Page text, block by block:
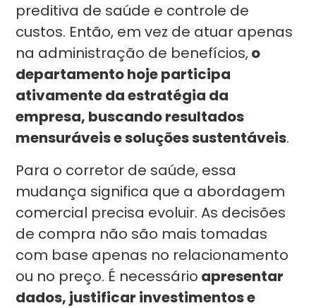
preditiva de saúde e controle de
custos. Então, em vez de atuar apenas
na administração de benefícios,o
departamento hoje participa
ativamente da estratégia da
empresa, buscando resultados
mensuráveis e soluções sustentáveis.
Para o corretor de saúde, essa
mudança significa que a abordagem
comercial precisa evoluir. As decisões
de compra não são mais tomadas
com base apenas no relacionamento
ou no preço. É necessário apresentar
dados, justificar investimentos e